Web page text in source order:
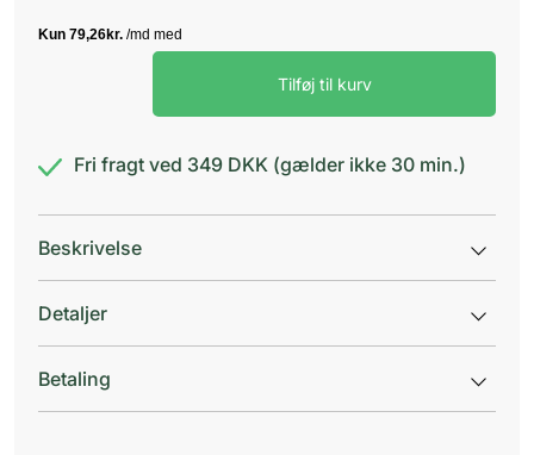
antal
Tilføj til kurv
Fri fragt ved 349 DKK (gælder ikke 30 min.)
Beskrivelse
Detaljer
Betaling